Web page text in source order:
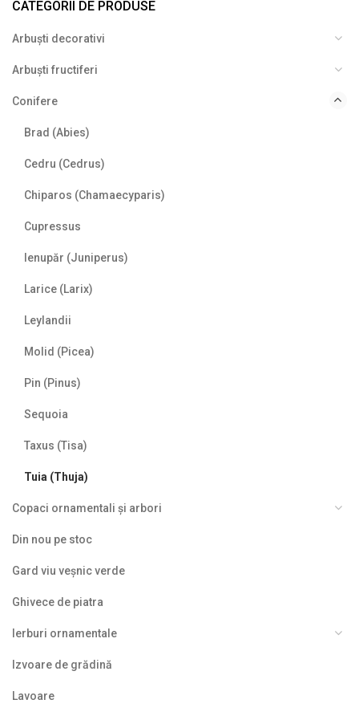
CATEGORII DE PRODUSE
Arbuști decorativi
Arbuști fructiferi
Conifere
Brad (Abies)
Cedru (Cedrus)
Chiparos (Chamaecyparis)
Cupressus
Ienupăr (Juniperus)
Larice (Larix)
Leylandii
Molid (Picea)
Pin (Pinus)
Sequoia
Taxus (Tisa)
Tuia (Thuja)
Copaci ornamentali și arbori
Din nou pe stoc
Gard viu veșnic verde
Ghivece de piatra
Ierburi ornamentale
Izvoare de grădină
Lavoare